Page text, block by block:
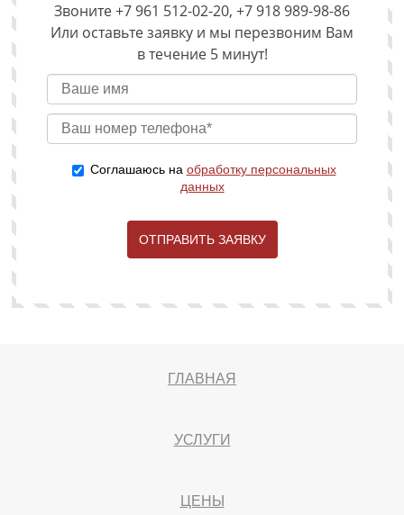
Звоните +7 961 512-02-20, +7 918 989-98-86
Или оставьте заявку и мы перезвоним Вам
в течение 5 минут!
Соглашаюсь на обработку персональных
данных
ОТПРАВИТЬ ЗАЯВКУ
ГЛАВНАЯ
УСЛУГИ
ЦЕНЫ